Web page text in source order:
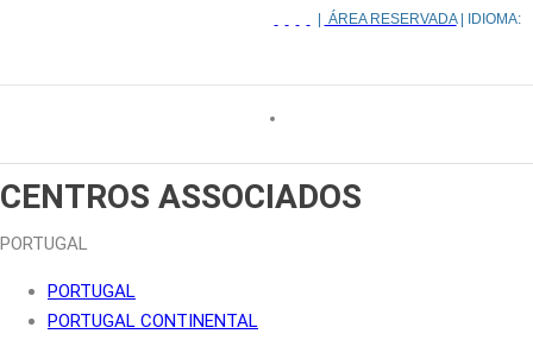
ÁREA RESERVADA| IDIOMA:
CENTROS ASSOCIADOS
PORTUGAL
PORTUGAL
PORTUGAL CONTINENTAL